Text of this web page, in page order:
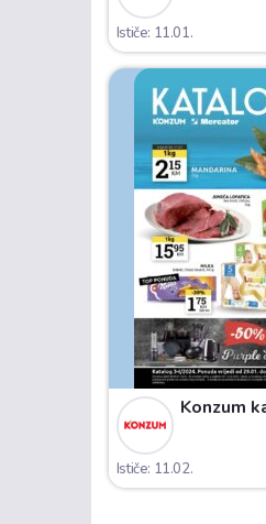
Ističe: 11.01.
Konzum
Ističe: 11.02.